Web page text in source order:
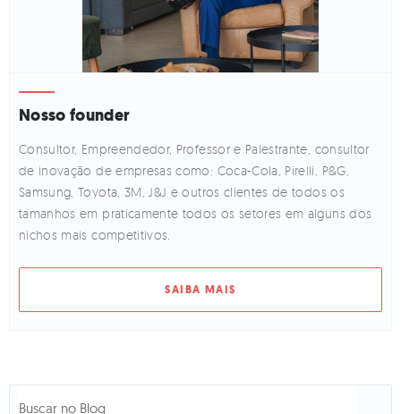
Nosso founder
Consultor, Empreendedor, Professor e Palestrante, consultor
de inovação de empresas como: Coca-Cola, Pirelli, P&G,
Samsung, Toyota, 3M, J&J e outros clientes de todos os
tamanhos em praticamente todos os setores em alguns dos
nichos mais competitivos.
SAIBA MAIS